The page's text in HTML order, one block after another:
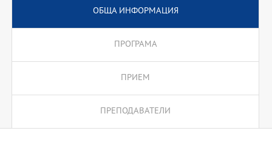
ОБЩА ИНФОРМАЦИЯ
ПРОГРАМА
ПРИЕМ
ПРЕПОДАВАТЕЛИ